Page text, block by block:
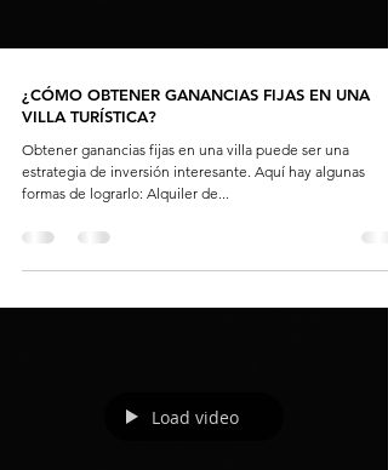
¿CÓMO OBTENER GANANCIAS FIJAS EN UNA
VILLA TURÍSTICA?
Obtener ganancias fijas en una villa puede ser una
estrategia de inversión interesante. Aquí hay algunas
formas de lograrlo: Alquiler de...
Load video